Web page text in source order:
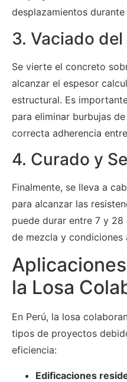
desplazamientos
3. Vaciado
Se vierte el concreto
alcanzar el espesor
estructural. Es
para eliminar burbujas
correcta adherencia
4. Curado y
Finalmente, se lleva a
para alcanzar las
puede durar entre 7 y
de mezcla y condiciones
la Losa
En Perú, la losa
tipos de proyectos
eficiencia:
Edificaciones